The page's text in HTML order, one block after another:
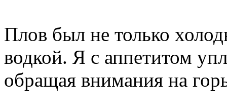
Плов был не только
водкой. Я с аппетитом
обращая внимания на